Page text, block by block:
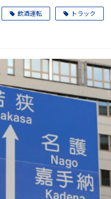
飲酒運転 トラック